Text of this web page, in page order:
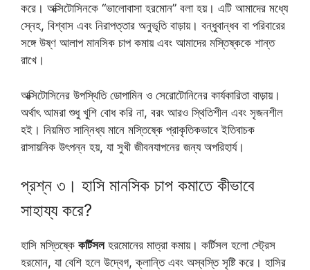
করে। অক্সিটোসিনকে “ভালোবাসা হরমোন” বলা হয়। এটি আমাদের মধ্যে
স্নেহ, বিশ্বাস এবং নিরাপত্তার অনুভূতি বাড়ায়। বন্ধুবান্ধব বা পরিবারের
সঙ্গে উষ্ণ আলাপ মানসিক চাপ কমায় এবং আমাদের মস্তিষ্ককে শান্ত
রাখে।
অক্সিটোসিনের উপস্থিতি ডোপামিন ও সেরোটোনিনের কার্যকারিতা বাড়ায়।
অর্থাৎ আমরা শুধু খুশি বোধ করি না, বরং আরও স্থিতিশীল এবং সৃজনশীল
হই। নিয়মিত সান্নিধ্য মানে মস্তিষ্কে প্রাকৃতিকভাবে ইতিবাচক
রাসায়নিক উৎপন্ন হয়, যা সুখী জীবনযাপনের জন্য অপরিহার্য।
প্রশ্ন ৩। হাসি মানসিক চাপ কমাতে কীভাবে
সাহায্য করে?
হাসি মস্তিষ্কে কর্টিসলহরমোনের মাত্রা কমায়। কর্টিসল হলো স্ট্রেস
হরমোন, যা বেশি হলে উদ্বেগ, ক্লান্তি এবং অস্বস্তি সৃষ্টি করে। হাসির